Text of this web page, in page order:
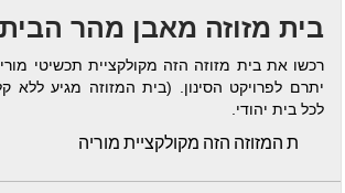
בית מזוזה מאבן מהר הבית
יתרם לפרויקט הסינון. (בית המזוזה מגיע ללא
לכל בית יהודי.
ת המזוזה הזה מקולקציית מוריה